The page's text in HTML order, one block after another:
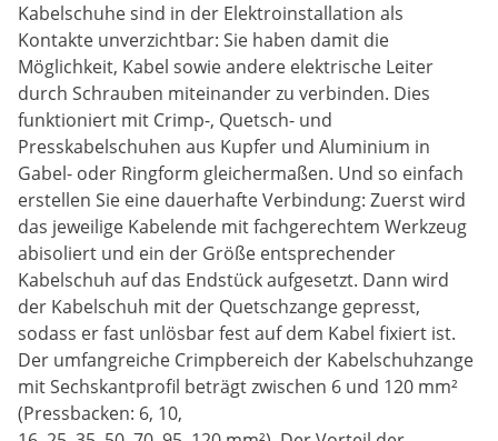
Kabelschuhe sind in der Elektroinstallation als
Kontakte unverzichtbar: Sie haben damit die
Möglichkeit, Kabel sowie andere elektrische Leiter
durch Schrauben miteinander zu verbinden. Dies
funktioniert mit Crimp-, Quetsch- und
Presskabelschuhen aus Kupfer und Aluminium in
Gabel- oder Ringform gleichermaßen. Und so einfach
erstellen Sie eine dauerhafte Verbindung: Zuerst wird
das jeweilige Kabelende mit fachgerechtem Werkzeug
abisoliert und ein der Größe entsprechender
Kabelschuh auf das Endstück aufgesetzt. Dann wird
der Kabelschuh mit der Quetschzange gepresst,
sodass er fast unlösbar fest auf dem Kabel fixiert ist.
Der umfangreiche Crimpbereich der Kabelschuhzange
mit Sechskantprofil beträgt zwischen 6 und 120 mm²
(Pressbacken: 6, 10,